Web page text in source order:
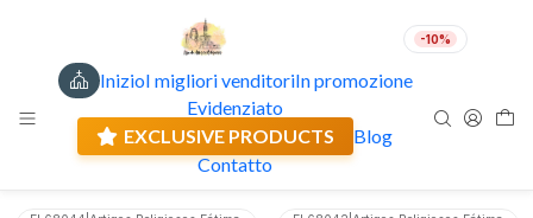
-10%
InizioI migliori venditoriIn promozione
Evidenziato
EXCLUSIVE PRODUCTS
Blog
Contatto
EUR
Flowers of devotion
Filtri